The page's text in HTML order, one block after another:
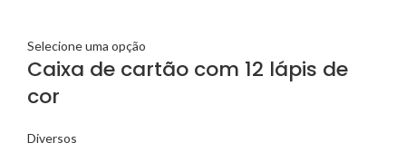
Selecione uma opção
Caixa de cartão com 12 lápis de
cor
Diversos